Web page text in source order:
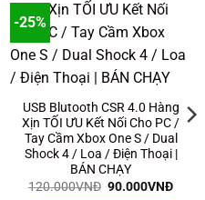
-25%
USB Blutooth CSR 4.0 Hàng
Xịn TỐI ƯU Kết Nối Cho PC /
Tay Cầm Xbox One S / Dual
Shock 4 / Loa / Điện Thoại |
BÁN CHẠY
120.000VNĐ Giá
90.000VNĐGiá